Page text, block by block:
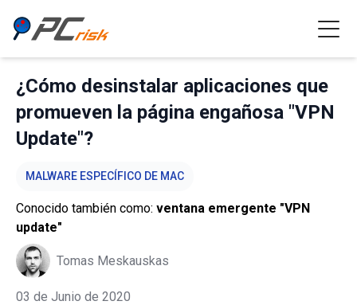
¿Cómo desinstalar aplicaciones que
promueven la página engañosa "VPN
Update"?
MALWARE ESPECÍFICO DE MAC
Conocido también como: ventana emergente "VPN
update"
Tomas Meskauskas
03 de Junio de 2020